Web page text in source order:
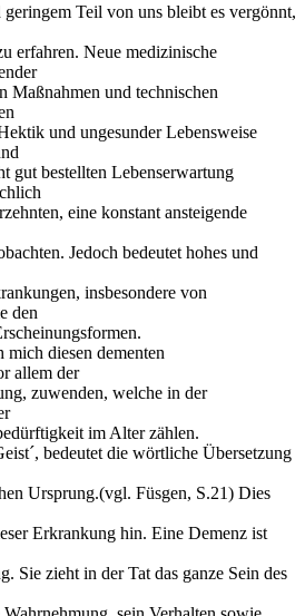
Teil von uns bleibt es vergönnt,
erfahren. Neue medizinische
Maßnahmen und technischen
und ungesunder Lebensweise
gut bestellten Lebenserwartung
eine konstant ansteigende
Jedoch bedeutet hohes und
insbesondere von
den
diesen dementen
allem der
zuwenden, welche in der
im Alter zählen.
bedeutet die wörtliche Übersetzung
Ursprung.(vgl. Füsgen, S.21) Dies
Erkrankung hin. Eine Demenz ist
Sie zieht in der Tat das ganze Sein des